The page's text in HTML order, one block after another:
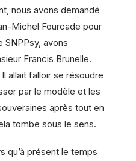
nous avons demandé
Michel Fourcade pour
SNPPsy, avons
Francis Brunelle.
allait falloir se résoudre
par le modèle et les
après tout en
tombe sous le sens.
qu’à présent le temps